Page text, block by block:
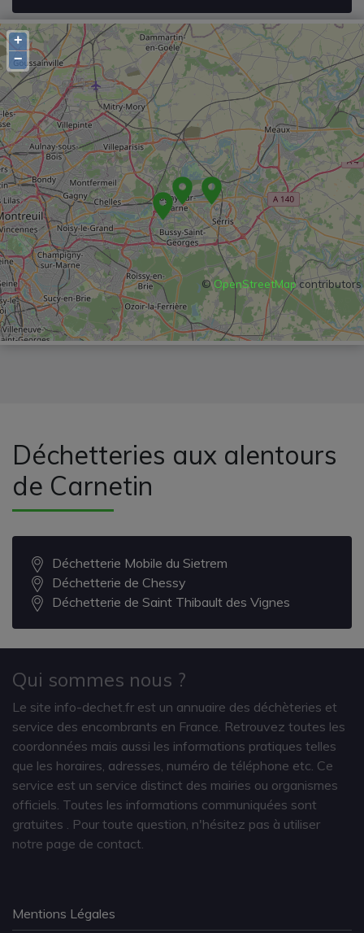
+
−
©OpenStreetMapcontributors
Déchetteries aux alentours
de Carnetin
Déchetterie Mobile du Sietrem
Déchetterie de Chessy
Déchetterie de Saint Thibault des Vignes
Qui sommes nous ?
Le site info-dechet.fr est un annuaire des déchèteries et
service des encombrants en France. Retrouvez toutes les
coordonnées mais aussi les informations pratiques telles
que les horaires, adresses, numéro de téléphone etc. Ce
service est un service distinct des mairies ou organismes
officiels. Toutes les informations communiquées sont
gratuites
. Pour toute question, n'hésitez pas à utiliser
notre page de contact.
Mentions Légales